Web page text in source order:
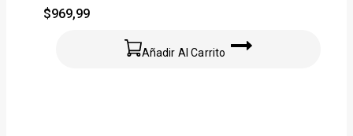
$969,99
Añadir Al Carrito